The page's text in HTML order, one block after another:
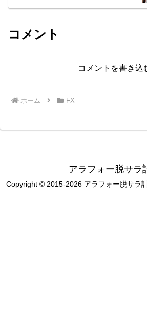
コメント
コメントを書き込
ホーム FX
アラフォー脱サラ
Copyright © 2015-2026 アラフォー脱サラ